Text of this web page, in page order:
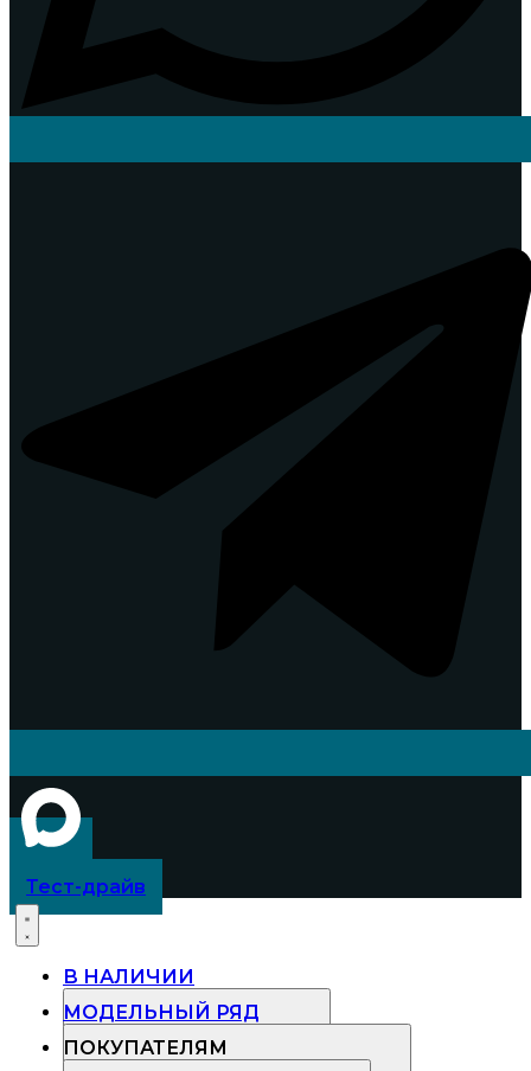
Тест-драйв
В НАЛИЧИИ
МОДЕЛЬНЫЙ РЯД
ПОКУПАТЕЛЯМ